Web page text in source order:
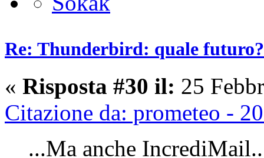
Re: Thunderbird: quale futuro?
« Risposta #30 il: 25
Citazione da: prometeo -
...Ma anche